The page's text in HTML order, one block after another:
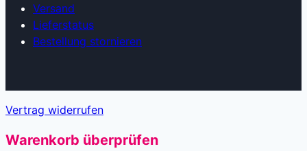
Versand
Lieferstatus
Bestellung stornieren
Vertrag widerrufen
Warenkorb überprüfen